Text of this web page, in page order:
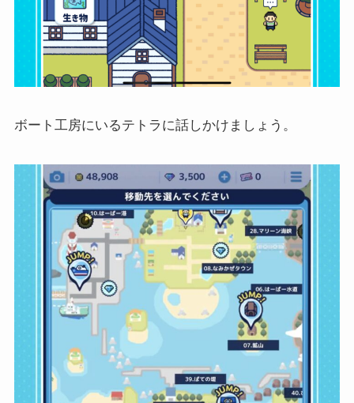
ボート工房にいるテトラに話しかけましょう。